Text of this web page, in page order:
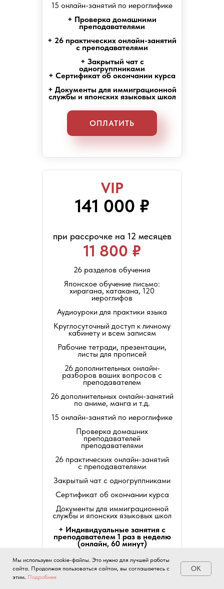
15 онлайн-занятий по иероглифике
+ Проверка домашними
преподавателями
+ 26 практических онлайн-занятий
с преподавателями
+ Закрытый чат с
одногруппниками
+ Сертификат об окончании курса
+ Документы для иммиграционной
службы и японских языковых школ
VIP
26 разделов обучения
Японское обучение письмо:
хирагана, катакана, 120
иероглифов
Аудиоуроки для практики языка
Круглосуточный доступ к личному
кабинету и всем записям
Рабочие тетради, презентации,
листы для прописей
26 дополнительных онлайн-
разборов ваших вопросов с
преподавателем
26 дополнительных онлайн-занятий
по аниме, манга и т.д.
15 онлайн-занятий по иероглифике
Проверка домашних
преподавателей
преподавателями
26 практических онлайн-занятий
с преподавателями
Закрытый чат с одногруппниками
Сертификат об окончании курса
Документы для иммиграционной
службы и японских языковых школ
+ Индивидуальные занятия с
преподавателем 1 раз в неделю
(онлайн, 60 минут)
ОПЛАТИТЬ
11 800 ₽
при рассрочке на 12 месяцев
141 000 ₽
Мы используем cookie-файлы. Это нужно для лучшей работы
сайта. Продолжая пользоваться сайтом, вы соглашаетесь с
этим. Подробнее
OK